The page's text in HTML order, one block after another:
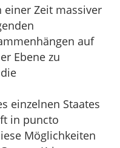
einer Zeit massiver
auf
Ebene zu
einzelnen Staates
in puncto
Möglichkeiten